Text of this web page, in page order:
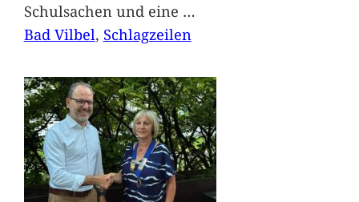
Schulsachen und eine …
Bad Vilbel, Schlagzeilen